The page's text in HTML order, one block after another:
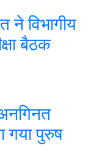
ने विभागीय
बैठक
गया पुरुष